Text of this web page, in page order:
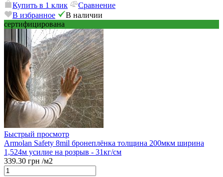
Купить в 1 клик
Сравнение
В избранное
В наличии
сертифицирована
Быстрый просмотр
Armolan Safety 8mil бронеплёнка толщина 200мкм ширина
1,524м усилие на розрыв - 31кг/см
339.30 грн /м2